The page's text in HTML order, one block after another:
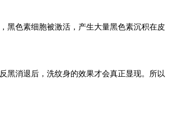
黑色素细胞被激活，产生大量黑色素沉积在皮
黑消退后，洗纹身的效果才会真正显现。所以